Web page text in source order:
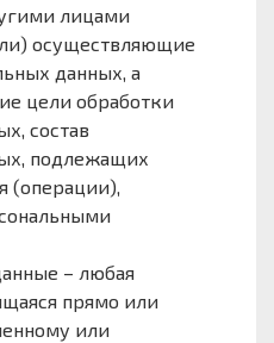
лицами
осуществляющие
данных, а
цели обработки
состав
подлежащих
(операции),
– любая
прямо или
или